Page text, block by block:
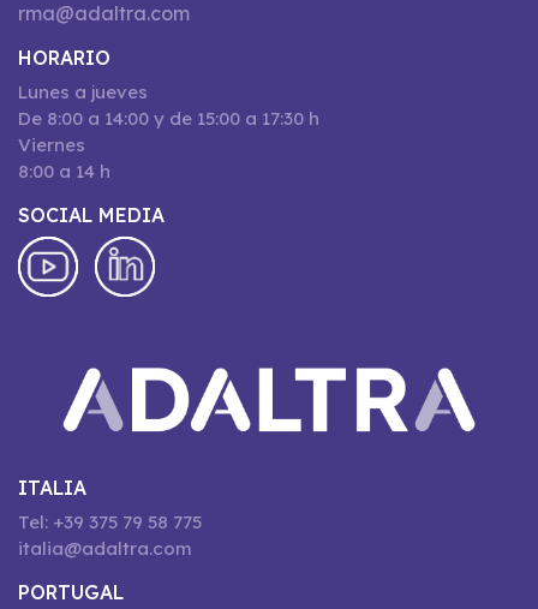
rma@adaltra.com
HORARIO
Lunes a jueves
De 8:00 a 14:00 y de 15:00 a 17:30 h
Viernes
8:00 a 14 h
SOCIAL MEDIA
ITALIA
Tel: +39 375 79 58 775
italia@adaltra.com
PORTUGAL